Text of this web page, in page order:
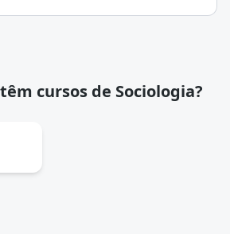
cursos de Sociologia?